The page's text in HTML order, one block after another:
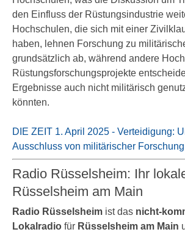
den Einfluss der Rüstungsindustrie
Hochschulen, die sich mit einer
haben, lehnen Forschung zu
grundsätzlich ab, während andere
Rüstungsforschungsprojekte
Ergebnisse auch nicht militärisch
könnten.
DIE ZEIT 1. April 2025 - Verteidigung:
Ausschluss von militärischer Forschung
Radio Rüsselsheim: Ihr
Rüsselsheim am Main
Radio Rüsselsheim ist das nicht-
Lokalradio für Rüsselsheim am Main